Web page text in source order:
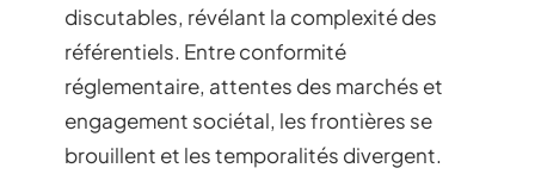
discutables, révélant la complexité des
référentiels. Entre conformité
réglementaire, attentes des marchés et
engagement sociétal, les frontières se
brouillent et les temporalités divergent.